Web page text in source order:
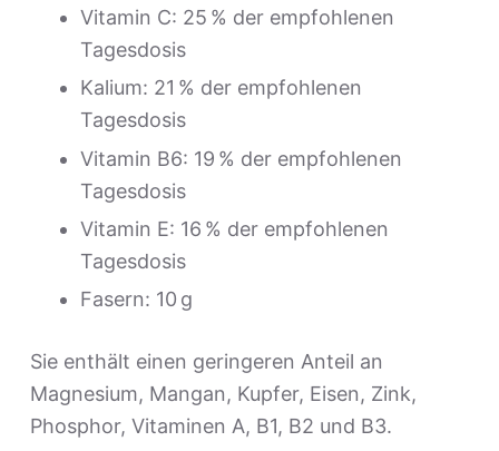
Vitamin C: 25 % der empfohlenen
Tagesdosis
Kalium: 21 % der empfohlenen
Tagesdosis
Vitamin B6: 19 % der empfohlenen
Tagesdosis
Vitamin E: 16 % der empfohlenen
Tagesdosis
Fasern: 10 g
Sie enthält einen geringeren Anteil an
Magnesium, Mangan, Kupfer, Eisen, Zink,
Phosphor, Vitaminen A, B1, B2 und B3.